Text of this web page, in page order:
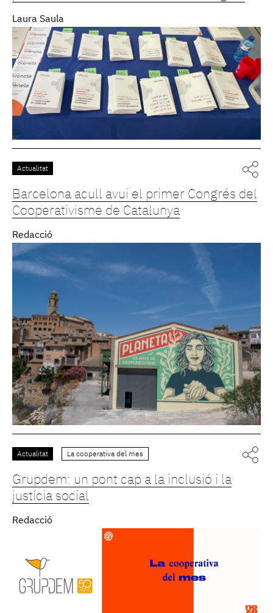
Laura Saula
Actualitat
Barcelona acull avui el primer Congrés del
Cooperativisme de Catalunya
Redacció
Actualitat La cooperativa del mes
Grupdem: un pont cap a la inclusió i la
justícia social
Redacció